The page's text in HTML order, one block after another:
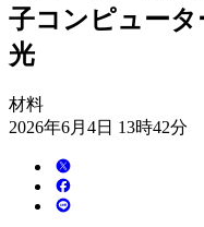
子コンピュー
光
材料
2026年6月4日 13時42分